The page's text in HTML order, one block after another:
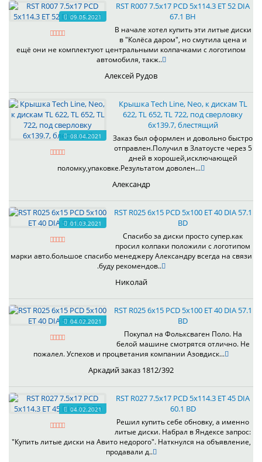
09.05.2021
RST R007 7.5x17 PCD 5x114.3 ET 52 DIA
67.1 BH
В начале хотел купить эти литые диски
в "Колёса даром", но смутила цена и
ещё они не комплектуют центральными колпачками с логотипом
автомобиля, такж..
Алексей Рудов
08.04.2021
Крышка Tech Line, Neo, к дискам TL
622, TL 652, TL 722, под сверловку
6х139.7, блестящий
Заказ был оформлен и довольно быстро
отправлен.Получил в Златоусте через 5
дней в хорошей,исключающей
поломку,упаковке.Результатом доволен...
Александр
01.03.2021
RST R025 6x15 PCD 5x100 ET 40 DIA 57.1
BD
Спасибо за диски просто супер.как
просил колпаки положили с логотипом
марки авто.большое спасибо менеджеру Александру всегда на связи
.буду рекомендов..
Николай
04.02.2021
RST R025 6x15 PCD 5x100 ET 40 DIA 57.1
BD
Покупал на Фольксваген Поло. На
белой машине смотрятся отлично. Не
пожалел. Успехов и процветания компании Азовдиск...
Аркадий заказ 1812/392
04.02.2021
RST R027 7.5x17 PCD 5x114.3 ET 45 DIA
60.1 BD
Решил купить себе обновку, а именно
литые диски. Набрал в Яндексе запрос:
"Купить литые диски на Авито недорого". Наткнулся на объявление,
продавали д..